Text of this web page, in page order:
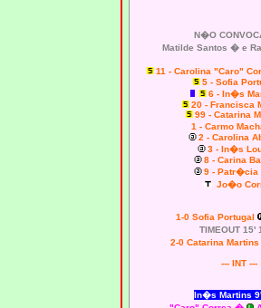
N�O
Matilde Santos � e
11 - Carolina "Caro"
5 - Sofia
6 - In�s
20 - Francisca
99 - Catarina
1 - Carmo
2 - Carolina
3 - In�s
8 - Carina
9 - Patr�cia
Jo�o
1-0 Sofia Portugal
TIMEOUT 15'
2-0 Catarina Martins
--- INT ---
In�s Martins